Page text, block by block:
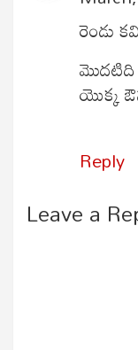
రెండు
మొదటిది
యొక్క
Reply
Leave a